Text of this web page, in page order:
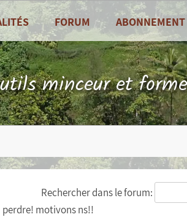
actualités
cuisine
...
de saison
FORUM ABONNEMENT
minceur et
Rechercher dans le forum:
perdre! motivons ns!!